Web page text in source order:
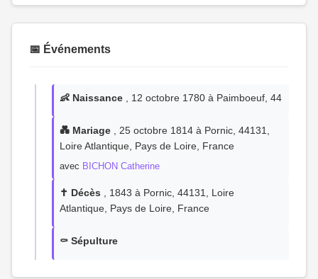
📅 Événements
👶 Naissance , 12 octobre 1780 à Paimboeuf, 44
💑 Mariage , 25 octobre 1814 à Pornic, 44131,
Loire Atlantique, Pays de Loire, France
avec BICHON Catherine
✝️ Décès , 1843 à Pornic, 44131, Loire
Atlantique, Pays de Loire, France
⚰️ Sépulture